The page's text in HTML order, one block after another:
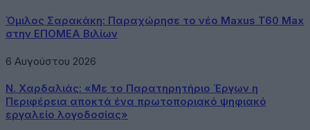
Όμιλος Σαρακάκη: Παραχώρησε το νέο Maxus T60 Max
στην ΕΠΟΜΕΑ Βιλίων
6 Αυγούστου 2026
Ν. Χαρδαλιάς: «Με το Παρατηρητήριο Έργων η
Περιφέρεια αποκτά ένα πρωτοποριακό ψηφιακό
εργαλείο λογοδοσίας»